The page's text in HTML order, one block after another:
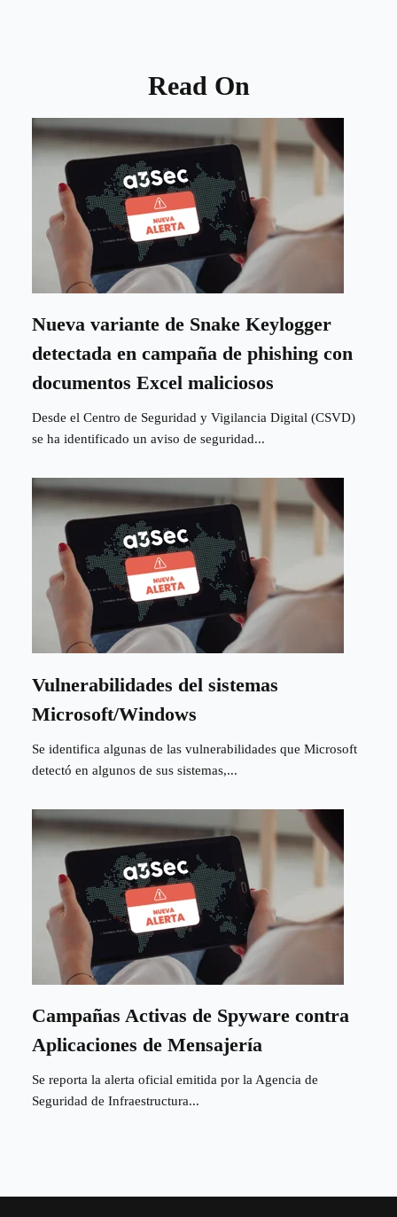
Read On
Nueva variante de Snake Keylogger
detectada en campaña de phishing con
documentos Excel maliciosos
Desde el Centro de Seguridad y Vigilancia Digital (CSVD)
se ha identificado un aviso de seguridad...
Vulnerabilidades del sistemas
Microsoft/Windows
Se identifica algunas de las vulnerabilidades que Microsoft
detectó en algunos de sus sistemas,...
Campañas Activas de Spyware contra
Aplicaciones de Mensajería
Se reporta la alerta oficial emitida por la Agencia de
Seguridad de Infraestructura...